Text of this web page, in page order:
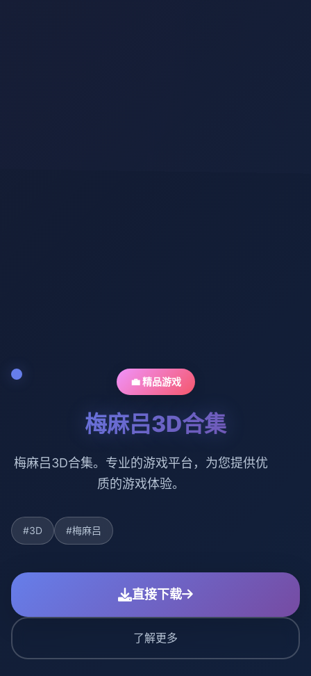
💼 精品游戏
梅麻吕3D合集
梅麻吕3D合集。专业的游戏平台，为您提供优
质的游戏体验。
#3D #梅麻吕
直接下载
了解更多